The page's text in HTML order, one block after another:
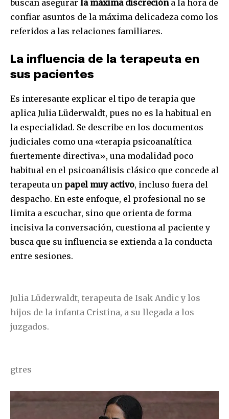
buscan asegurar la máxima discrecióna la hora de
confiar asuntos de la máxima delicadeza como los
referidos a las relaciones familiares.
La influencia de la terapeuta en
sus pacientes
Es interesante explicar el tipo de terapia que
aplica Julia Lüderwaldt, pues no es la habitual en
la especialidad. Se describe en los documentos
judiciales como una «terapia psicoanalítica
fuertemente directiva», una modalidad poco
habitual en el psicoanálisis clásico que concede al
terapeuta un papel muy activo, incluso fuera del
despacho. En este enfoque, el profesional no se
limita a escuchar, sino que orienta de forma
incisiva la conversación, cuestiona al paciente y
busca que su influencia se extienda a la conducta
entre sesiones.
Julia Lüderwaldt, terapeuta de Isak Andic y los
hijos de la infanta Cristina, a su llegada a los
juzgados.
gtres